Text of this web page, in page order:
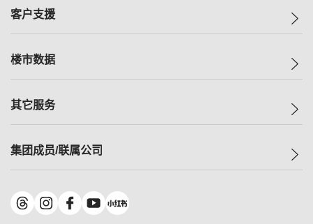
人才招募
一手新房
减价
美联豪宅
独家楼盘
租房
客户支援
自助放盘
查询热线
按揭计算机
负担能力计算机
转按计算机
缴款方式
楼市数据
指数
历史成交
小区成交排行榜
地区百科
其它服务
小区专页
美联精英会
集团成员/联属公司
美联物业
鋑联控股*